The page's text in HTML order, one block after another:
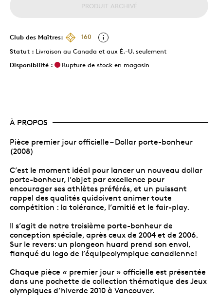
PRODUIT ARCHIVÉ
Club des Maîtres:
160
Statut : Livraison au Canada et aux É.-U. seulement
Disponibilité :
Rupture de stock en magasin
À PROPOS
Pièce premier jour officielle – Dollar porte-bonheur
(2008)
C’est le moment idéal pour lancer un nouveau dollar
porte-bonheur, l’objet par excellence pour
encourager ses athlètes préférés, et un puissant
rappel des qualités quidoivent animer toute
compétition : la tolérance, l’amitié et le fair-play.
Il s’agit de notre troisième porte-bonheur de
conception spéciale, après ceux de 2004 et de 2006.
Sur le revers: un plongeon huard prend son envol,
flanqué du logo de l’équipeolympique canadienne!
Chaque pièce « premier jour » officielle est présentée
dans une pochette de collection thématique des Jeux
olympiques d’hiverde 2010 à Vancouver.